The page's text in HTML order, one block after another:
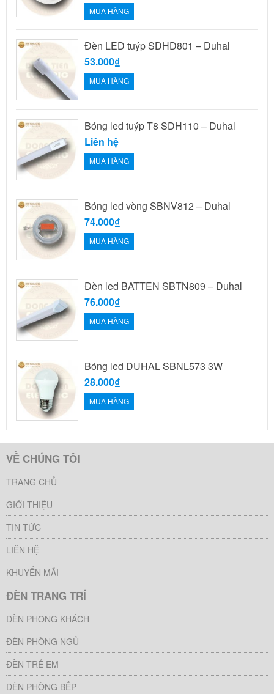
MUA HÀNG
Đèn LED tuýp SDHD801 – Duhal
53.000₫
MUA HÀNG
Bóng led tuýp T8 SDH110 – Duhal
Liên hệ
MUA HÀNG
Bóng led vòng SBNV812 – Duhal
74.000₫
MUA HÀNG
Đèn led BATTEN SBTN809 – Duhal
76.000₫
MUA HÀNG
Bóng led DUHAL SBNL573 3W
28.000₫
MUA HÀNG
VỀ CHÚNG TÔI
TRANG CHỦ
GIỚI THIỆU
TIN TỨC
LIÊN HỆ
KHUYẾN MÃI
ĐÈN TRANG TRÍ
ĐÈN PHÒNG KHÁCH
ĐÈN PHÒNG NGỦ
ĐÈN TRẺ EM
ĐÈN PHÒNG BẾP